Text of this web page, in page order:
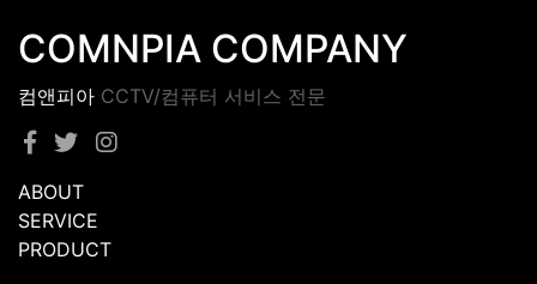
COMNPIA COMPANY
컴앤피아 CCTV/컴퓨터 서비스 전문
ABOUT
SERVICE
PRODUCT